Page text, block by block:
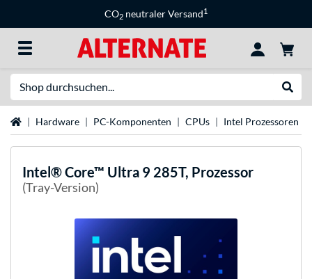
CO2 neutraler Versand1
StartseiteHardware PC-Komponenten CPUs Intel Prozessoren
Intel®Core™ Ultra 9 285T, Prozessor
(Tray-Version)